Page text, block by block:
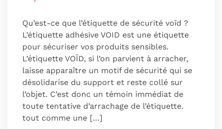
Qu’est-ce que l’étiquette de sécurité voïd ?
L’étiquette adhésive VOID est une étiquette
pour sécuriser vos produits sensibles.
L’étiquette VOÏD, si l’on parvient à arracher,
laisse apparaître un motif de sécurité qui se
désolidarise du support et reste collé sur
l’objet. C’est donc un témoin immédiat de
toute tentative d’arrachage de l’étiquette.
tout comme une […]